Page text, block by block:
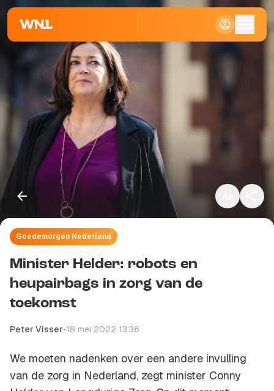
Groot
Goedemorgen Nederland
Minister Helder: robots en
heupairbags in zorg van de
toekomst
Peter Visser•18 mei 2022 13:36
We moeten nadenken over een andere invulling
van de zorg in Nederland, zegt minister Conny